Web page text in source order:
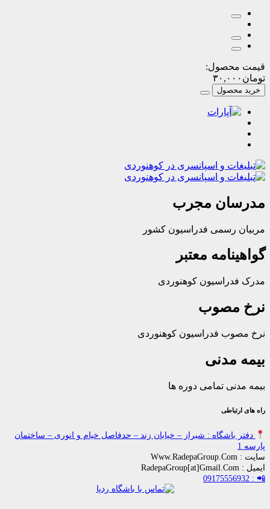
مجرب
رسمی فدراسیون کشور
معتبر
کوهنوردی
فدراسیون کوهنوردی
تمامی دوره ها
: شیراز – خیابان زند – حدفاصل خیام و انوری – ساختمان